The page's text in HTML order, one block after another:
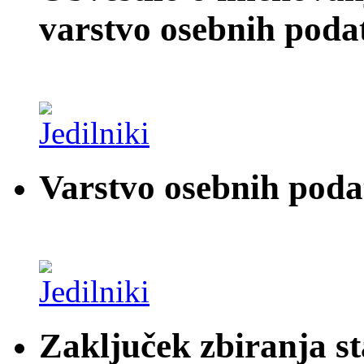
varstvo osebnih
Varstvo osebnih
Zaključek zbiranja